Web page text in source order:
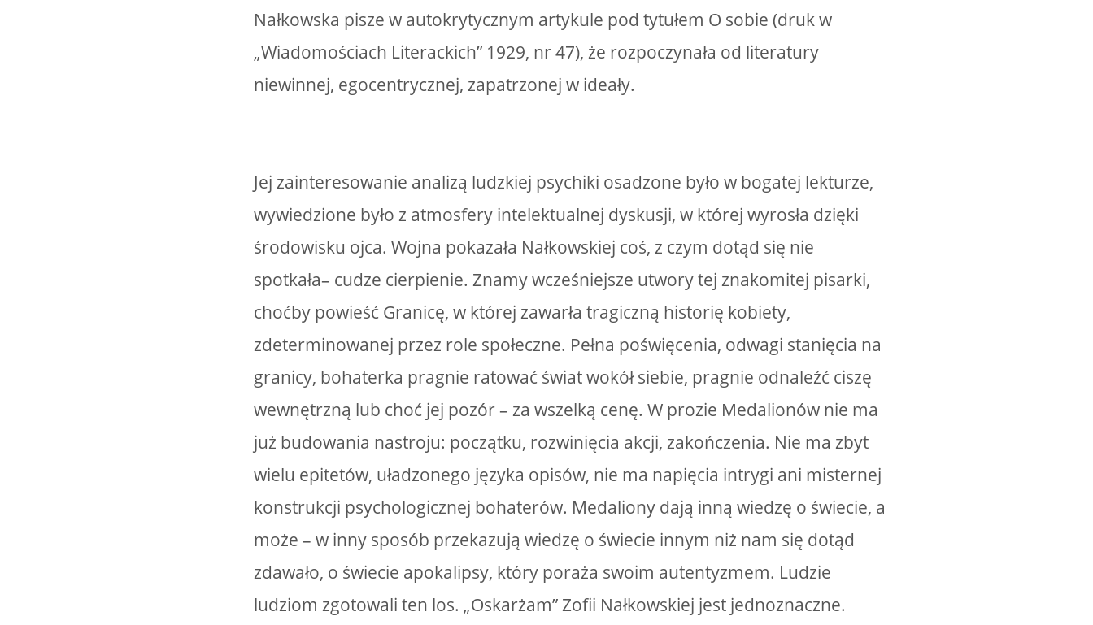
Nałkowska pisze w autokrytycznym artykule pod tytułem O sobie (druk w
„Wiadomościach Literackich” 1929, nr 47), że rozpoczynała od literatury
niewinnej, egocentrycznej, zapatrzonej w ideały.
Jej zainteresowanie analizą ludzkiej psychiki osadzone było w bogatej lekturze,
wywiedzione było z atmosfery intelektualnej dyskusji, w której wyrosła dzięki
środowisku ojca. Wojna pokazała Nałkowskiej coś, z czym dotąd się nie
spotkała– cudze cierpienie. Znamy wcześniejsze utwory tej znakomitej pisarki,
choćby powieść Granicę, w której zawarła tragiczną historię kobiety,
zdeterminowanej przez role społeczne. Pełna poświęcenia, odwagi stanięcia na
granicy, bohaterka pragnie ratować świat wokół siebie, pragnie odnaleźć ciszę
wewnętrzną lub choć jej pozór – za wszelką cenę. W prozie Medalionów nie ma
już budowania nastroju: początku, rozwinięcia akcji, zakończenia. Nie ma zbyt
wielu epitetów, uładzonego języka opisów, nie ma napięcia intrygi ani misternej
konstrukcji psychologicznej bohaterów. Medaliony dają inną wiedzę o świecie, a
może – w inny sposób przekazują wiedzę o świecie innym niż nam się dotąd
zdawało, o świecie apokalipsy, który poraża swoim autentyzmem. Ludzie
ludziom zgotowali ten los. „Oskarżam” Zofii Nałkowskiej jest jednoznaczne.